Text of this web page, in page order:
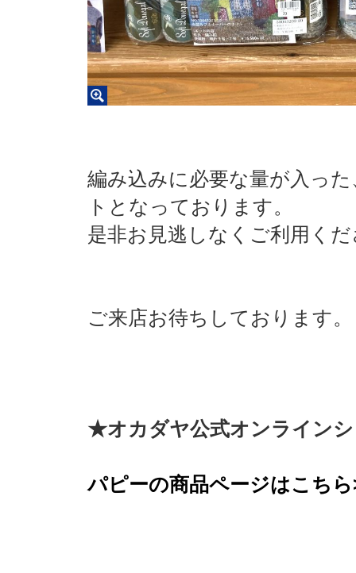
編み込みに必要な量が入っ
トとなっております。
是非お見逃しなくご利用く
ご来店お待ちしております。
★オカダヤ公式オンライン
パピーの商品ページはこち